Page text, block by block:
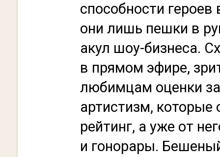
способности
они лишь пешки в
акул шоу-бизнеса.
в прямом эфире,
любимцам оценки за
артистизм, которые
рейтинг, а уже от
и гонорары.